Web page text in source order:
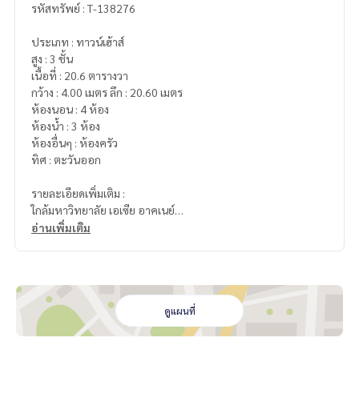
รหัสทรัพย์ : T-138276
ประเภท : ทาวน์เฮ้าส์
สูง : 3 ชั้น
เนื้อที่ : 20.6 ตารางวา
กว้าง : 4.00 เมตร ลึก : 20.60 เมตร
ห้องนอน : 4 ห้อง
ห้องน้ำ : 3 ห้อง
ห้องอื่นๆ : ห้องครัว
ทิศ : ตะวันออก
รายละเอียดเพิ่มเติม :
ใกล้มหาวิทยาลัย เอเซีย อาคเนย์
โรงเรียน สารสาสน์วิเทศ ธนบุรี, โรงเรียน สารสาสน์ ธนบุรี, โรงเรียน
สถานี รถไฟฟ้า เดอะมอลล์ บางแค
ราคา : 2,890,000 บาท
อ่านเพิ่มเติม
ดูแผนที่